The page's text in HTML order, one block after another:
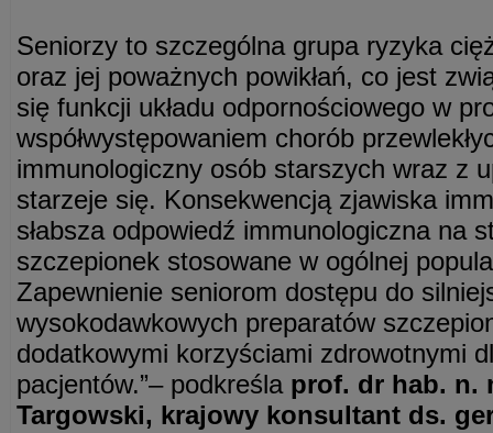
Seniorzy to szczególna grupa ryzyka
oraz jej poważnych powikłań, co jest
się funkcji układu odpornościowego w
współwystępowaniem chorób
immunologiczny osób starszych wraz z
starzeje się. Konsekwencją zjawiska
słabsza odpowiedź immunologiczna na
szczepionek stosowane w ogólnej
Zapewnienie seniorom dostępu do
wysokodawkowych preparatów
dodatkowymi korzyściami zdrowotnymi
pacjentów.”– podkreśla prof. dr hab. n.
Targowski, krajowy konsultant ds.